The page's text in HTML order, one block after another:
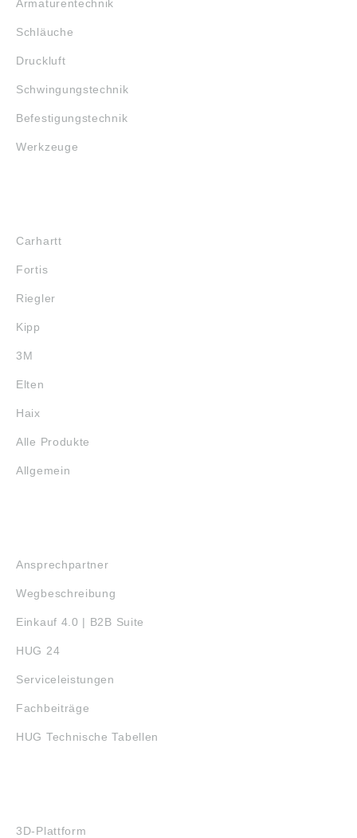
Armaturentechnik
Schläuche
Druckluft
Schwingungstechnik
Befestigungstechnik
Werkzeuge
Carhartt
Fortis
Riegler
Kipp
3M
Elten
Haix
Alle Produkte
Allgemein
Ansprechpartner
Wegbeschreibung
Einkauf 4.0 | B2B Suite
HUG 24
Serviceleistungen
Fachbeiträge
HUG Technische Tabellen
3D-Plattform